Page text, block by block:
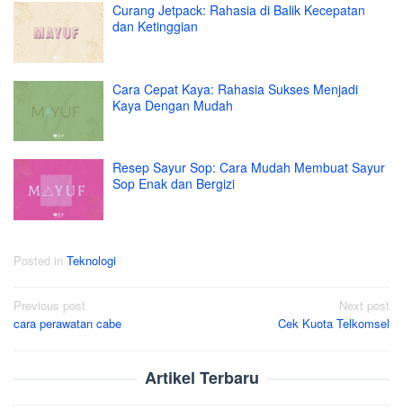
Curang Jetpack: Rahasia di Balik Kecepatan
dan Ketinggian
Cara Cepat Kaya: Rahasia Sukses Menjadi
Kaya Dengan Mudah
Resep Sayur Sop: Cara Mudah Membuat Sayur
Sop Enak dan Bergizi
Posted in Teknologi
Post
navigation
Previous post
cara perawatan cabe
Next post
Cek Kuota Telkomsel
Artikel Terbaru